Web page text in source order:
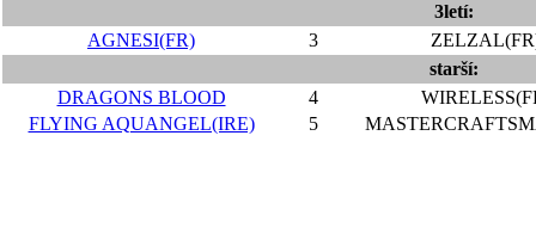
3letí:
AGNESI(FR)
3
starší:
DRAGONS BLOOD
4
FLYING AQUANGEL(IRE)
5